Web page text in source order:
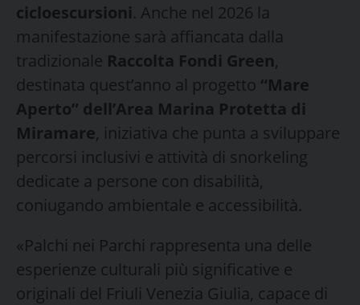
cicloescursioni. Anche nel 2026 la
manifestazione sarà affiancata dalla
tradizionale Raccolta Fondi Green,
destinata quest’anno al progetto “Mare
Aperto” dell’Area Marina Protetta di
Miramare, iniziativa che punta a sviluppare
percorsi inclusivi e attività di snorkeling
dedicate a persone con disabilità,
coniugando ambientale e accessibilità.
«Palchi nei Parchi rappresenta una delle
esperienze culturali più significative e
originali del Friuli Venezia Giulia, capace di